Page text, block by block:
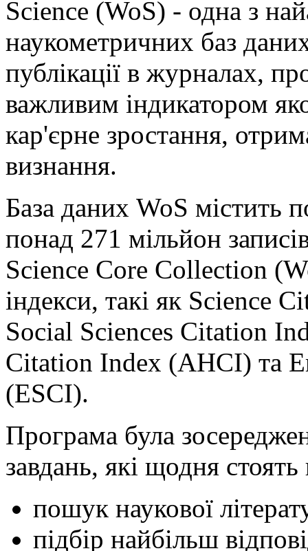
Science (WoS) - одна з
наукометричних баз
публікації в журналах,
важливим індикатором
кар'єрне зростання,
визнання.
База даних WoS містить
понад 271 мільйон
Science Core Collection
індекси, такі як Science
Social Sciences Citation
Citation Index (AHCI) та
(ESCI).
Програма була
завдань, які щодня
пошук наукової
підбір найбільш